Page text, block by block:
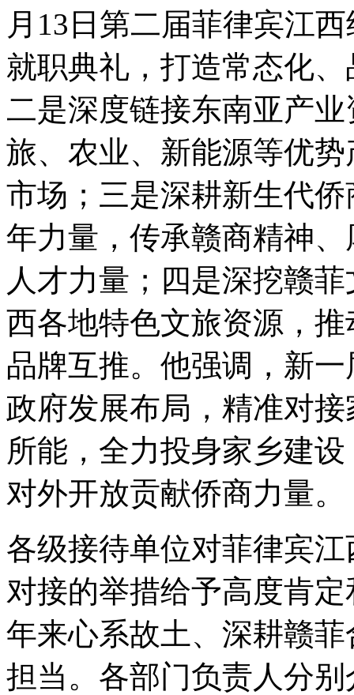
月13日第二届菲律宾江
就职典礼，打造常态化
二是深度链接东南亚产
旅、农业、新能源等优
市场；三是深耕新生代
年力量，传承赣商精神
人才力量；四是深挖赣
西各地特色文旅资源，
品牌互推。他强调，新
政府发展布局，精准对
所能，全力投身家乡建
对外开放贡献侨商力量。
各级接待单位对菲律宾
对接的举措给予高度肯
年来心系故土、深耕赣
担当。各部门负责人分